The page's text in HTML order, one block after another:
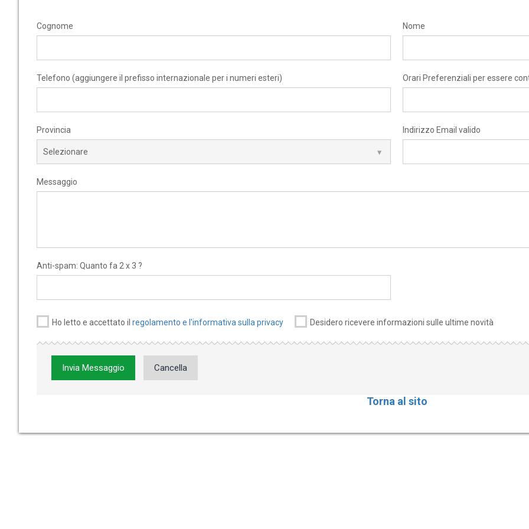
Cognome Nome
Telefono (aggiungere il prefisso internazionale per i numeri esteri) Orari Preferenziali per essere
Provincia Indirizzo Email valido
Messaggio
Anti-spam: Quanto fa 2 x 3 ?
Ho letto e accettato il regolamento e l'informativa sulla privacy Desidero ricevere informazioni sulle ultime novità
Invia Messaggio Cancella
Torna al sito